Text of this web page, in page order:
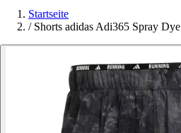
Startseite
/ Shorts adidas Adi365 Spray Dye